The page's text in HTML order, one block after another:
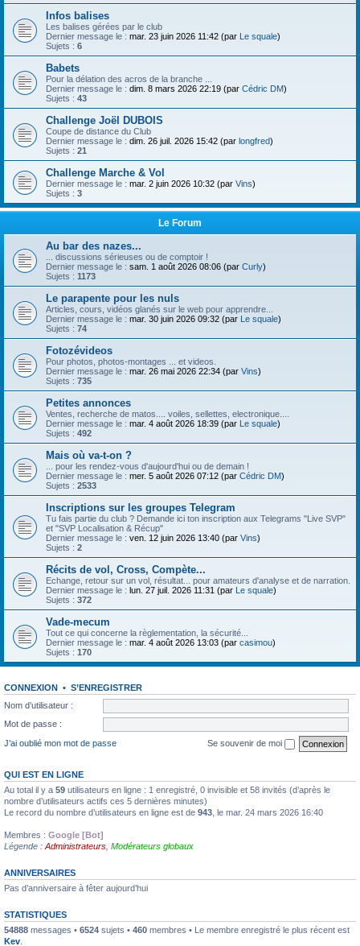
Infos balises
Les balises gérées par le club
Dernier message le : mar. 23 juin 2026 11:42 (par Le squale)
Sujets : 6
Babets
Pour la délation des acros de la branche ...
Dernier message le : dim. 8 mars 2026 22:19 (par Cédric DM)
Sujets : 43
Challenge Joël DUBOIS
Coupe de distance du Club
Dernier message le : dim. 26 juil. 2026 15:42 (par longfred)
Sujets : 21
Challenge Marche & Vol
Dernier message le : mar. 2 juin 2026 10:32 (par Vins)
Sujets : 3
Le Forum
Au bar des nazes...
... discussions sérieuses ou de comptoir !
Dernier message le : sam. 1 août 2026 08:06 (par Curly)
Sujets : 1173
Le parapente pour les nuls
Articles, cours, vidéos glanés sur le web pour apprendre...
Dernier message le : mar. 30 juin 2026 09:32 (par Le squale)
Sujets : 74
Fotozévideos
Pour photos, photos-montages ... et videos.
Dernier message le : mar. 26 mai 2026 22:34 (par Vins)
Sujets : 735
Petites annonces
Ventes, recherche de matos.... voiles, sellettes, electronique....
Dernier message le : mar. 4 août 2026 18:39 (par Le squale)
Sujets : 492
Mais où va-t-on ?
... pour les rendez-vous d'aujourd'hui ou de demain !
Dernier message le : mer. 5 août 2026 07:12 (par Cédric DM)
Sujets : 2533
Inscriptions sur les groupes Telegram
Tu fais partie du club ? Demande ici ton inscription aux Telegrams "Live SVP"
et "SVP Localisation & Récup"
Dernier message le : ven. 12 juin 2026 13:40 (par Vins)
Sujets : 2
Récits de vol, Cross, Compète...
Echange, retour sur un vol, résultat... pour amateurs d'analyse et de narration.
Dernier message le : lun. 27 juil. 2026 11:31 (par Le squale)
Sujets : 372
Vade-mecum
Tout ce qui concerne la règlementation, la sécurité...
Dernier message le : mar. 4 août 2026 13:03 (par casimou)
Sujets : 170
CONNEXION • S’ENREGISTRER
Nom d’utilisateur :
Mot de passe :
J’ai oublié mon mot de passe
Se souvenir de moi
QUI EST EN LIGNE
Au total il y a 59 utilisateurs en ligne : 1 enregistré, 0 invisible et 58 invités (d’après le
nombre d’utilisateurs actifs ces 5 dernières minutes)
Le record du nombre d’utilisateurs en ligne est de 943 , le mar. 24 mars 2026 16:40
Membres : Google [Bot]
Légende : Administrateurs Modérateurs globaux
ANNIVERSAIRES
Pas d’anniversaire à fêter aujourd’hui
STATISTIQUES
54888 messages • 6524 sujets • 460 membres • Le membre enregistré le plus récent est
Kev